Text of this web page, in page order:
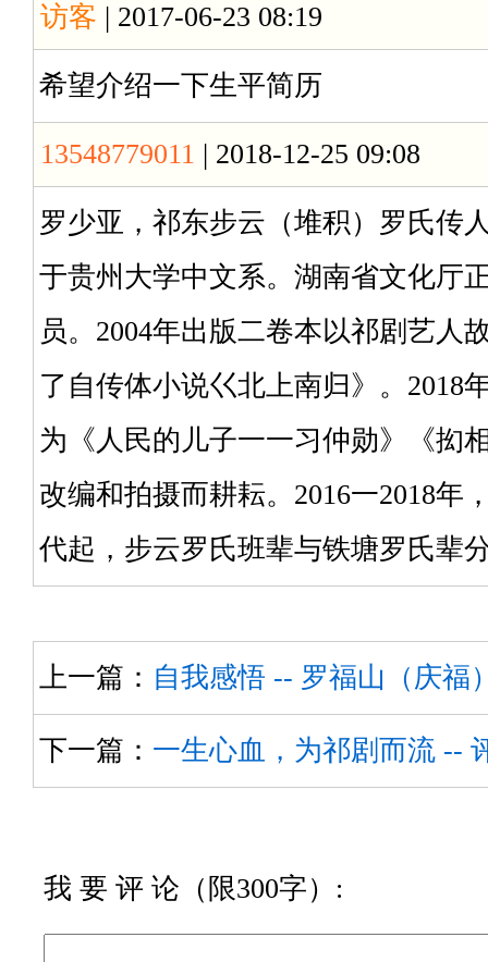
访客 | 2017-06-23 08:19
希望介绍一下生平简历
13548779011 | 2018-12-25 09:08
罗少亚，祁东步云（堆积）罗氏传
于贵州大学中文系。湖南省文化厅
员。2004年出版二卷本以祁剧艺人
了自传体小说巜北上南归》。2018
为《人民的儿子一一习仲勋》《抝
改编和拍摄而耕耘。2016一2018年
代起，步云罗氏班辈与铁塘罗氏辈
上一篇： 自我感悟 -- 罗福山（庆福
下一篇： 一生心血，为祁剧而流 --
我 要 评 论（限300字）: